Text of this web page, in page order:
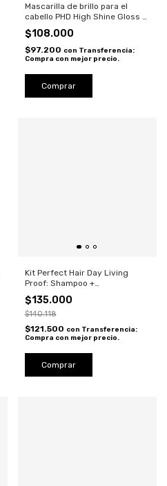
Mascarilla de brillo para el
cabello PHD High Shine Gloss -
$108.000
$97.200 con Transferencia:
Compra con mejor precio.
Kit Perfect Hair Day Living
Proof: Shampoo +
Acondicionador 236ml –
Cabello Saludable
$135.000
$140.118
$121.500 con Transferencia:
Compra con mejor precio.